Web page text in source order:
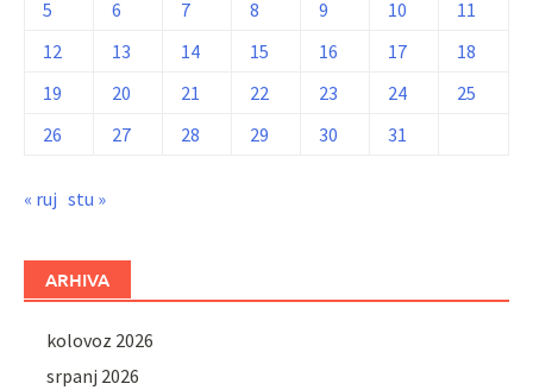
5
6 7 8 9 10
11
12
13 14 15 16 17
18
19
20 21 22 23 24
25
26
27 28 29 30 31
« ruj stu »
ARHIVA
kolovoz 2026
srpanj 2026